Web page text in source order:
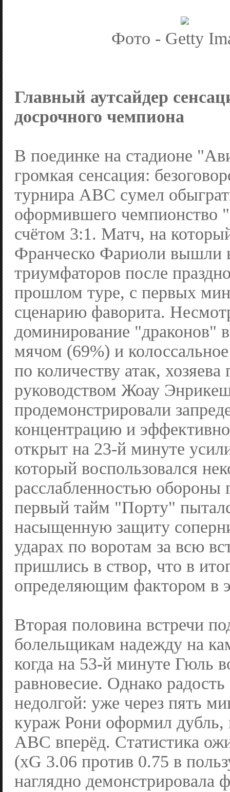
Фото - Getty
Главный аутсайдер
досрочного чемпиона
В поединке на стадионе
громкая сенсация:
турнира АВС сумел
оформившего чемпионство
счётом 3:1. Матч, на
Франческо Фариоли вышли
триумфаторов после
прошлом туре, с первых
сценарию фаворита.
доминирование "драконов"
мячом (69%) и
по количеству атак, хозяева
руководством Жоау
продемонстрировали
концентрацию и
открыт на 23-й минуте
который воспользовался
расслабленностью обороны
первый тайм "Порту"
насыщенную защиту
ударах по воротам за всю
пришлись в створ, что в
определяющим фактором в
Вторая половина встречи
болельщикам надежду на
когда на 53-й минуте Гюль
равновесие. Однако
недолгой: уже через пять
кураж Рони оформил дубль,
АВС вперёд. Статистика
(xG 3.06 против 0.75 в
наглядно демонстрировала